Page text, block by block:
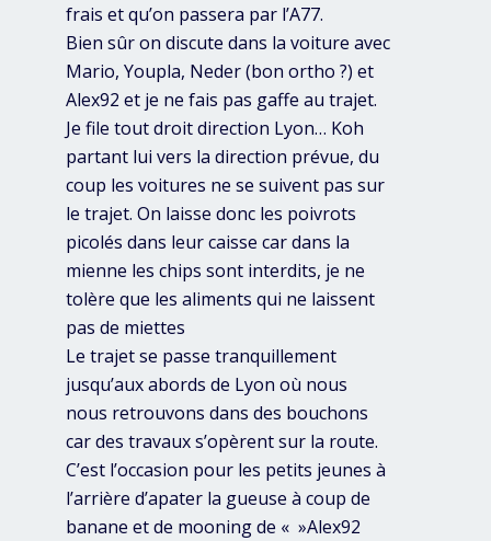
frais et qu’on passera par l’A77.
Bien sûr on discute dans la voiture avec
Mario, Youpla, Neder (bon ortho ?) et
Alex92 et je ne fais pas gaffe au trajet.
Je file tout droit direction Lyon… Koh
partant lui vers la direction prévue, du
coup les voitures ne se suivent pas sur
le trajet. On laisse donc les poivrots
picolés dans leur caisse car dans la
mienne les chips sont interdits, je ne
tolère que les aliments qui ne laissent
pas de miettes
Le trajet se passe tranquillement
jusqu’aux abords de Lyon où nous
nous retrouvons dans des bouchons
car des travaux s’opèrent sur la route.
C’est l’occasion pour les petits jeunes à
l’arrière d’apater la gueuse à coup de
banane et de mooning de « »Alex92